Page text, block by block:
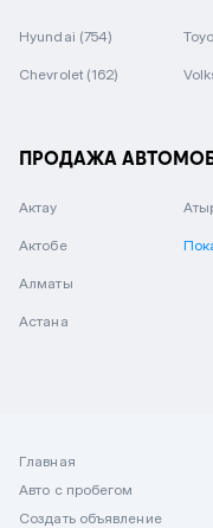
Hyundai (754)
Chevrolet (162)
ПРОДАЖА
Актау
Актобе
Алматы
Астана
Главная
Авто с пробегом
Создать объявление